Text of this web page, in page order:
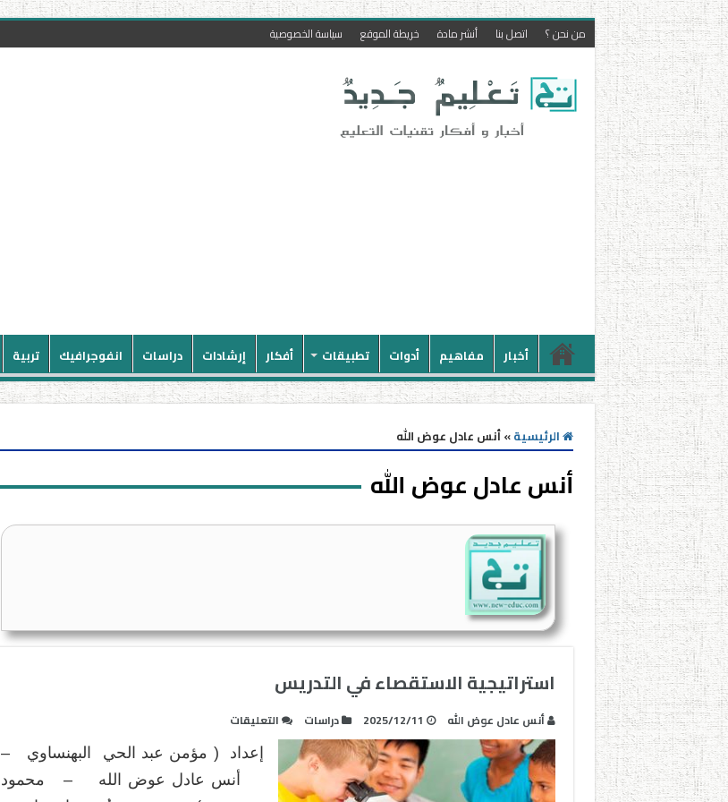
من نحن ؟ اتصل بنا أنشر مادة خريطة الموقع سياسة الخصوصية
أخبار مفاهيم أدوات تطبيقات أفكار إرشادات دراسات انفوجرافيك تربية
الرئيسية»أنس عادل عوض الله
أنس عادل عوض الله
استراتيجية الاستقصاء في التدريس
أنس عادل عوض الله 2025/12/11 دراسات التعليقات
الاستقصاء
في
إعداد ( مؤمن عبد الحي البهنساوي –
أنس عادل عوض الله – محمود